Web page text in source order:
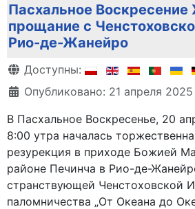
Пасхальное Воскресение
прощание с
Рио-де-Жанейро
Информация о материале
Доступны:
Опубликовано: 21 апреля 2025
В Пасхальное Воскресенье, 20
8:00 утра началась
резурекция в приходе Божией
районе Печинча в Рио-де-
странствующей Ченстоховской
паломничества „От Океана до